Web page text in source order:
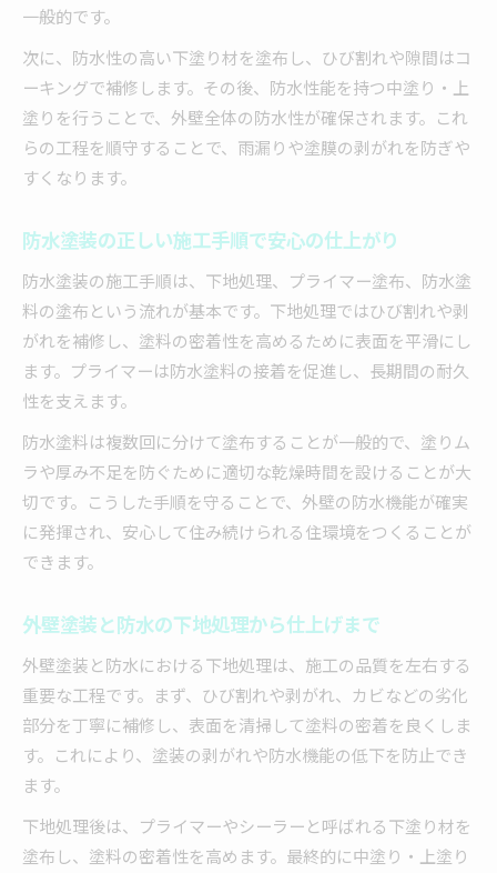
一般的です。
次に、防水性の高い下塗り材を塗布し、ひび割れや隙間はコ
ーキングで補修します。その後、防水性能を持つ中塗り・上
塗りを行うことで、外壁全体の防水性が確保されます。これ
らの工程を順守することで、雨漏りや塗膜の剥がれを防ぎや
すくなります。
防水塗装の正しい施工手順で安心の仕上がり
防水塗装の施工手順は、下地処理、プライマー塗布、防水塗
料の塗布という流れが基本です。下地処理ではひび割れや剥
がれを補修し、塗料の密着性を高めるために表面を平滑にし
ます。プライマーは防水塗料の接着を促進し、長期間の耐久
性を支えます。
防水塗料は複数回に分けて塗布することが一般的で、塗りム
ラや厚み不足を防ぐために適切な乾燥時間を設けることが大
切です。こうした手順を守ることで、外壁の防水機能が確実
に発揮され、安心して住み続けられる住環境をつくることが
できます。
外壁塗装と防水の下地処理から仕上げまで
外壁塗装と防水における下地処理は、施工の品質を左右する
重要な工程です。まず、ひび割れや剥がれ、カビなどの劣化
部分を丁寧に補修し、表面を清掃して塗料の密着を良くしま
す。これにより、塗装の剥がれや防水機能の低下を防止でき
ます。
下地処理後は、プライマーやシーラーと呼ばれる下塗り材を
塗布し、塗料の密着性を高めます。最終的に中塗り・上塗り